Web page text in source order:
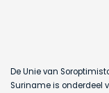
De Unie van
Suriname is onderdeel